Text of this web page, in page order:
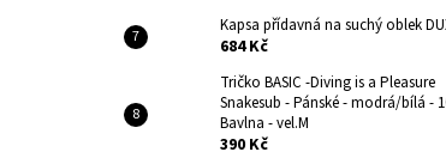
Kapsa přídavná na suchý oblek
684 Kč
Tričko BASIC -Diving is a Pleasure
Snakesub - Pánské - modrá/bílá -
Bavlna - vel.M
390 Kč